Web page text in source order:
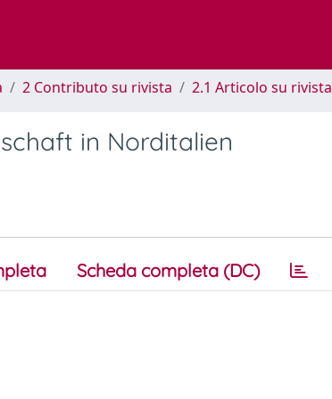
2 Contributo su rivista 2.1 Articolo su rivista
in Norditalien
Scheda completa (DC)